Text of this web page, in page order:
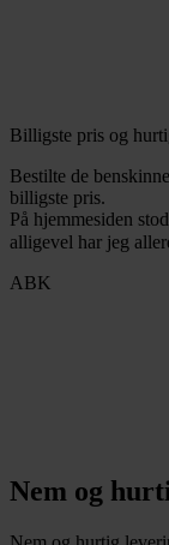
Billigste pris og
Bestilte de
billigste pris.
På hjemmesiden
alligevel har jeg
ABK
Nem og